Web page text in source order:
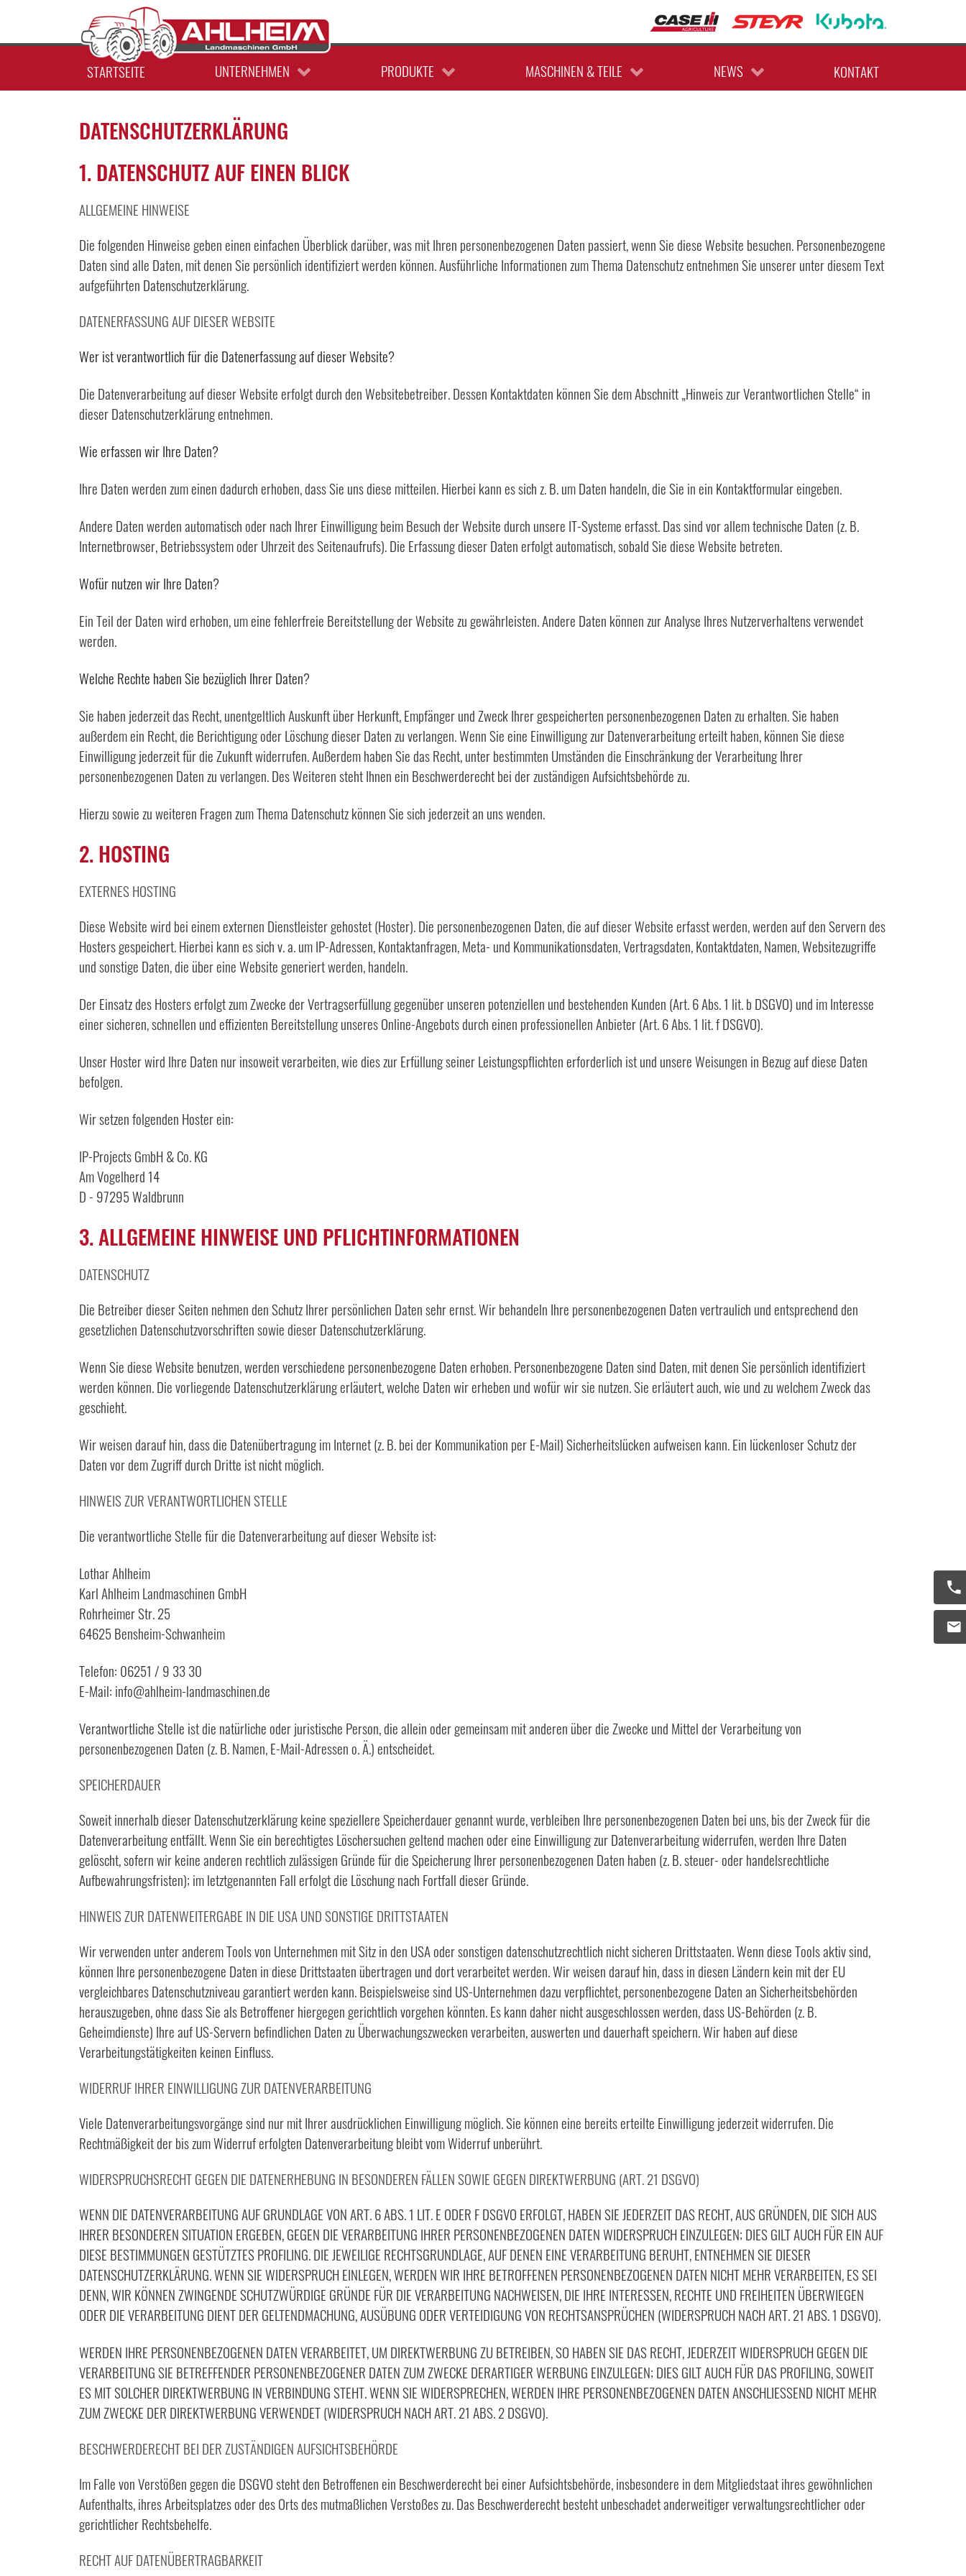
STARTSEITE UNTERNEHMEN
WERKSTATT
ERSATZTEILE
PRODUKTE
GARTENTECHNIK
MASCHINEN & TEILE
ERSATZTEILE
NEWS
AKTUELLE ANGEBOTE
TERMINE
KONTAKT
DATENSCHUTZERKLÄRUNG
1. DATENSCHUTZ AUF EINEN BLICK
ALLGEMEINE HINWEISE
Die folgenden Hinweise geben einen einfachen Überblick darüber, was mit Ihren personenbezogenen Daten passiert, wenn Sie diese Website besuchen. Personenbezogene
Daten sind alle Daten, mit denen Sie persönlich identifiziert werden können. Ausführliche Informationen zum Thema Datenschutz entnehmen Sie unserer unter diesem Text
aufgeführten Datenschutzerklärung.
DATENERFASSUNG AUF DIESER WEBSITE
Wer ist verantwortlich für die Datenerfassung auf dieser Website?
Die Datenverarbeitung auf dieser Website erfolgt durch den Websitebetreiber. Dessen Kontaktdaten können Sie dem Abschnitt „Hinweis zur Verantwortlichen Stelle“ in
dieser Datenschutzerklärung entnehmen.
Wie erfassen wir Ihre Daten?
Ihre Daten werden zum einen dadurch erhoben, dass Sie uns diese mitteilen. Hierbei kann es sich z. B. um Daten handeln, die Sie in ein Kontaktformular eingeben.
Andere Daten werden automatisch oder nach Ihrer Einwilligung beim Besuch der Website durch unsere IT-Systeme erfasst. Das sind vor allem technische Daten (z. B.
Internetbrowser, Betriebssystem oder Uhrzeit des Seitenaufrufs). Die Erfassung dieser Daten erfolgt automatisch, sobald Sie diese Website betreten.
Wofür nutzen wir Ihre Daten?
Ein Teil der Daten wird erhoben, um eine fehlerfreie Bereitstellung der Website zu gewährleisten. Andere Daten können zur Analyse Ihres Nutzerverhaltens verwendet
werden.
Welche Rechte haben Sie bezüglich Ihrer Daten?
Sie haben jederzeit das Recht, unentgeltlich Auskunft über Herkunft, Empfänger und Zweck Ihrer gespeicherten personenbezogenen Daten zu erhalten. Sie haben
außerdem ein Recht, die Berichtigung oder Löschung dieser Daten zu verlangen. Wenn Sie eine Einwilligung zur Datenverarbeitung erteilt haben, können Sie diese
Einwilligung jederzeit für die Zukunft widerrufen. Außerdem haben Sie das Recht, unter bestimmten Umständen die Einschränkung der Verarbeitung Ihrer
personenbezogenen Daten zu verlangen. Des Weiteren steht Ihnen ein Beschwerderecht bei der zuständigen Aufsichtsbehörde zu.
Hierzu sowie zu weiteren Fragen zum Thema Datenschutz können Sie sich jederzeit an uns wenden.
2. HOSTING
EXTERNES HOSTING
Diese Website wird bei einem externen Dienstleister gehostet (Hoster). Die personenbezogenen Daten, die auf dieser Website erfasst werden, werden auf den Servern des
Hosters gespeichert. Hierbei kann es sich v. a. um IP-Adressen, Kontaktanfragen, Meta- und Kommunikationsdaten, Vertragsdaten, Kontaktdaten, Namen, Websitezugriffe
und sonstige Daten, die über eine Website generiert werden, handeln.
Der Einsatz des Hosters erfolgt zum Zwecke der Vertragserfüllung gegenüber unseren potenziellen und bestehenden Kunden (Art. 6 Abs. 1 lit. b DSGVO) und im Interesse
einer sicheren, schnellen und effizienten Bereitstellung unseres Online-Angebots durch einen professionellen Anbieter (Art. 6 Abs. 1 lit. f DSGVO).
Unser Hoster wird Ihre Daten nur insoweit verarbeiten, wie dies zur Erfüllung seiner Leistungspflichten erforderlich ist und unsere Weisungen in Bezug auf diese Daten
befolgen.
Wir setzen folgenden Hoster ein:
IP-Projects GmbH & Co. KG
Am Vogelherd 14
D - 97295 Waldbrunn
3. ALLGEMEINE HINWEISE UND PFLICHT­INFORMATIONEN
DATENSCHUTZ
Die Betreiber dieser Seiten nehmen den Schutz Ihrer persönlichen Daten sehr ernst. Wir behandeln Ihre personenbezogenen Daten vertraulich und entsprechend den
gesetzlichen Datenschutzvorschriften sowie dieser Datenschutzerklärung.
Wenn Sie diese Website benutzen, werden verschiedene personenbezogene Daten erhoben. Personenbezogene Daten sind Daten, mit denen Sie persönlich identifiziert
werden können. Die vorliegende Datenschutzerklärung erläutert, welche Daten wir erheben und wofür wir sie nutzen. Sie erläutert auch, wie und zu welchem Zweck das
geschieht.
Wir weisen darauf hin, dass die Datenübertragung im Internet (z. B. bei der Kommunikation per E-Mail) Sicherheitslücken aufweisen kann. Ein lückenloser Schutz der
Daten vor dem Zugriff durch Dritte ist nicht möglich.
HINWEIS ZUR VERANTWORTLICHEN STELLE
Die verantwortliche Stelle für die Datenverarbeitung auf dieser Website ist:
Lothar Ahlheim
Karl Ahlheim Landmaschinen GmbH
Rohrheimer Str. 25
64625 Bensheim-Schwanheim
Telefon: 06251 / 9 33 30
E-Mail: info@ahlheim-landmaschinen.de
Verantwortliche Stelle ist die natürliche oder juristische Person, die allein oder gemeinsam mit anderen über die Zwecke und Mittel der Verarbeitung von
personenbezogenen Daten (z. B. Namen, E-Mail-Adressen o. Ä.) entscheidet.
SPEICHERDAUER
Soweit innerhalb dieser Datenschutzerklärung keine speziellere Speicherdauer genannt wurde, verbleiben Ihre personenbezogenen Daten bei uns, bis der Zweck für die
Datenverarbeitung entfällt. Wenn Sie ein berechtigtes Löschersuchen geltend machen oder eine Einwilligung zur Datenverarbeitung widerrufen, werden Ihre Daten
gelöscht, sofern wir keine anderen rechtlich zulässigen Gründe für die Speicherung Ihrer personenbezogenen Daten haben (z. B. steuer- oder handelsrechtliche
Aufbewahrungsfristen); im letztgenannten Fall erfolgt die Löschung nach Fortfall dieser Gründe.
HINWEIS ZUR DATENWEITERGABE IN DIE USA UND SONSTIGE DRITTSTAATEN
Wir verwenden unter anderem Tools von Unternehmen mit Sitz in den USA oder sonstigen datenschutzrechtlich nicht sicheren Drittstaaten. Wenn diese Tools aktiv sind,
können Ihre personenbezogene Daten in diese Drittstaaten übertragen und dort verarbeitet werden. Wir weisen darauf hin, dass in diesen Ländern kein mit der EU
vergleichbares Datenschutzniveau garantiert werden kann. Beispielsweise sind US-Unternehmen dazu verpflichtet, personenbezogene Daten an Sicherheitsbehörden
herauszugeben, ohne dass Sie als Betroffener hiergegen gerichtlich vorgehen könnten. Es kann daher nicht ausgeschlossen werden, dass US-Behörden (z. B.
Geheimdienste) Ihre auf US-Servern befindlichen Daten zu Überwachungszwecken verarbeiten, auswerten und dauerhaft speichern. Wir haben auf diese
Verarbeitungstätigkeiten keinen Einfluss.
WIDERRUF IHRER EINWILLIGUNG ZUR DATENVERARBEITUNG
Viele Datenverarbeitungsvorgänge sind nur mit Ihrer ausdrücklichen Einwilligung möglich. Sie können eine bereits erteilte Einwilligung jederzeit widerrufen. Die
Rechtmäßigkeit der bis zum Widerruf erfolgten Datenverarbeitung bleibt vom Widerruf unberührt.
WIDERSPRUCHSRECHT GEGEN DIE DATENERHEBUNG IN BESONDEREN FÄLLEN SOWIE GEGEN DIREKTWERBUNG (ART. 21 DSGVO)
WENN DIE DATENVERARBEITUNG AUF GRUNDLAGE VON ART. 6 ABS. 1 LIT. E ODER F DSGVO ERFOLGT, HABEN SIE JEDERZEIT DAS RECHT, AUS GRÜNDEN, DIE SICH AUS
IHRER BESONDEREN SITUATION ERGEBEN, GEGEN DIE VERARBEITUNG IHRER PERSONENBEZOGENEN DATEN WIDERSPRUCH EINZULEGEN; DIES GILT AUCH FÜR EIN AUF
DIESE BESTIMMUNGEN GESTÜTZTES PROFILING. DIE JEWEILIGE RECHTSGRUNDLAGE, AUF DENEN EINE VERARBEITUNG BERUHT, ENTNEHMEN SIE DIESER
DATENSCHUTZERKLÄRUNG. WENN SIE WIDERSPRUCH EINLEGEN, WERDEN WIR IHRE BETROFFENEN PERSONENBEZOGENEN DATEN NICHT MEHR VERARBEITEN, ES SEI
DENN, WIR KÖNNEN ZWINGENDE SCHUTZWÜRDIGE GRÜNDE FÜR DIE VERARBEITUNG NACHWEISEN, DIE IHRE INTERESSEN, RECHTE UND FREIHEITEN ÜBERWIEGEN
ODER DIE VERARBEITUNG DIENT DER GELTENDMACHUNG, AUSÜBUNG ODER VERTEIDIGUNG VON RECHTSANSPRÜCHEN (WIDERSPRUCH NACH ART. 21 ABS. 1 DSGVO).
WERDEN IHRE PERSONENBEZOGENEN DATEN VERARBEITET, UM DIREKTWERBUNG ZU BETREIBEN, SO HABEN SIE DAS RECHT, JEDERZEIT WIDERSPRUCH GEGEN DIE
VERARBEITUNG SIE BETREFFENDER PERSONENBEZOGENER DATEN ZUM ZWECKE DERARTIGER WERBUNG EINZULEGEN; DIES GILT AUCH FÜR DAS PROFILING, SOWEIT
ES MIT SOLCHER DIREKTWERBUNG IN VERBINDUNG STEHT. WENN SIE WIDERSPRECHEN, WERDEN IHRE PERSONENBEZOGENEN DATEN ANSCHLIESSEND NICHT MEHR
ZUM ZWECKE DER DIREKTWERBUNG VERWENDET (WIDERSPRUCH NACH ART. 21 ABS. 2 DSGVO).
BESCHWERDE­RECHT BEI DER ZUSTÄNDIGEN AUFSICHTS­BEHÖRDE
Im Falle von Verstößen gegen die DSGVO steht den Betroffenen ein Beschwerderecht bei einer Aufsichtsbehörde, insbesondere in dem Mitgliedstaat ihres gewöhnlichen
Aufenthalts, ihres Arbeitsplatzes oder des Orts des mutmaßlichen Verstoßes zu. Das Beschwerderecht besteht unbeschadet anderweitiger verwaltungsrechtlicher oder
gerichtlicher Rechtsbehelfe.
RECHT AUF DATEN­ÜBERTRAG­BARKEIT